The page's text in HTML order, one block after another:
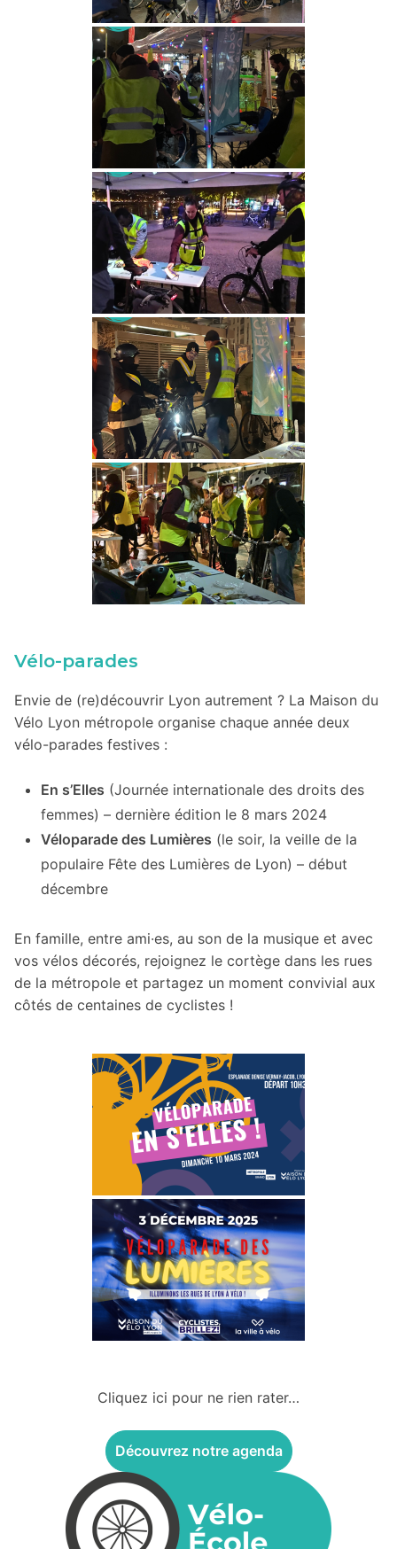
Vélo-parades
Envie de (re)découvrir Lyon autrement ? La Maison du
Vélo Lyon métropole organise chaque année deux
vélo-parades festives :
En s’Elles (Journée internationale des droits des
femmes) – dernière édition le 8 mars 2024
Véloparade des Lumières (le soir, la veille de la
populaire Fête des Lumières de Lyon) – début
décembre
En famille, entre ami·es, au son de la musique et avec
vos vélos décorés, rejoignez le cortège dans les rues
de la métropole et partagez un moment convivial aux
côtés de centaines de cyclistes !
Cliquez ici pour ne rien rater…
Découvrez notre agenda